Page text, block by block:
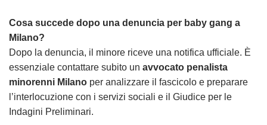
Cosa succede dopo una denuncia per baby gang a
Milano?
Dopo la denuncia, il minore riceve una notifica ufficiale. È
essenziale contattare subito un avvocato penalista
minorenni Milano per analizzare il fascicolo e preparare
l’interlocuzione con i servizi sociali e il Giudice per le
Indagini Preliminari.